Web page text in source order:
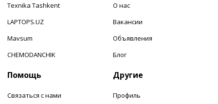
Texnika Tashkent
LAPTOPS.UZ
Mavsum
CHEMODANCHIK
О нас
Вакансии
Объявления
Блог
Помощь
Связаться с нами
Другие
Профиль